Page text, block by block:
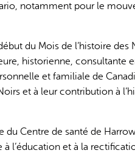
external)
notamment pour le
du Mois de l’histoire des
historienne, consultante
et familiale de
et à leur contribution à
Centre de santé de
l’éducation et à la